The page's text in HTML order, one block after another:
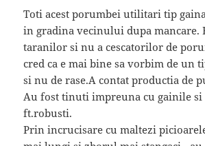
Toti acest porumbei utilitari tip
in gradina vecinului dupa mancare.
taranilor si nu a cescatorilor de
cred ca e mai bine sa vorbim de un
si nu de rase.A contat productia de
Au fost tinuti impreuna cu gainile si
ft.robusti.
Prin incrucisare cu maltezi